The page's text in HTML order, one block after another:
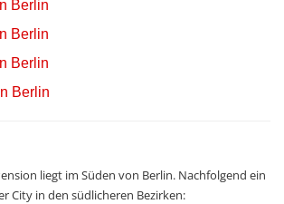
Berlin
Berlin
Berlin
Berlin
liegt im Süden von Berlin. Nachfolgend ein
City in den südlicheren Bezirken: